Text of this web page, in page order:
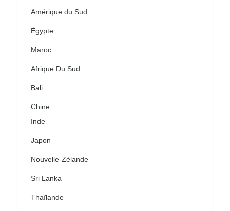
Amérique du Sud
Égypte
Maroc
Afrique Du Sud
Bali
Chine
Inde
Japon
Nouvelle-Zélande
Sri Lanka
Thaïlande